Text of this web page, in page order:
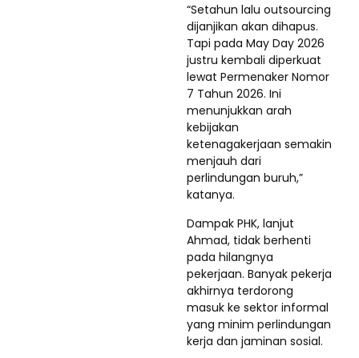
“Setahun lalu outsourcing
dijanjikan akan dihapus.
Tapi pada May Day 2026
justru kembali diperkuat
lewat Permenaker Nomor
7 Tahun 2026. Ini
menunjukkan arah
kebijakan
ketenagakerjaan semakin
menjauh dari
perlindungan buruh,”
katanya.
Dampak PHK, lanjut
Ahmad, tidak berhenti
pada hilangnya
pekerjaan. Banyak pekerja
akhirnya terdorong
masuk ke sektor informal
yang minim perlindungan
kerja dan jaminan sosial.